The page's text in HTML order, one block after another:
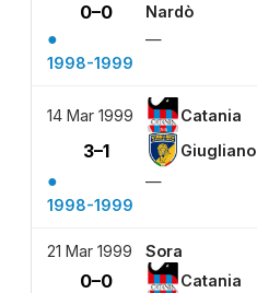
0–0 Nardò
●
—
1998-1999
14 Mar 1999 Catania
3–1 Giugliano
●
—
1998-1999
21 Mar 1999 Sora
0–0 Catania